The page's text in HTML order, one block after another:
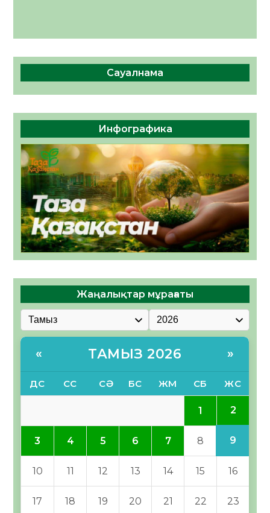
Сауалнама
Инфографика
Жаңалықтар мұрағаты
« ТАМЫЗ 2026 »
ДС СС СӘ БС ЖМ СБ ЖС
1 2
3 4 5 6 7 8 9
10 11 12 13 14 15 16
17 18 19 20 21 22 23